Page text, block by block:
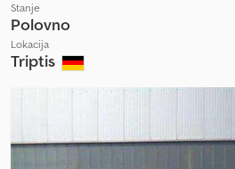
Stanje
Polovno
Lokacija
Triptis